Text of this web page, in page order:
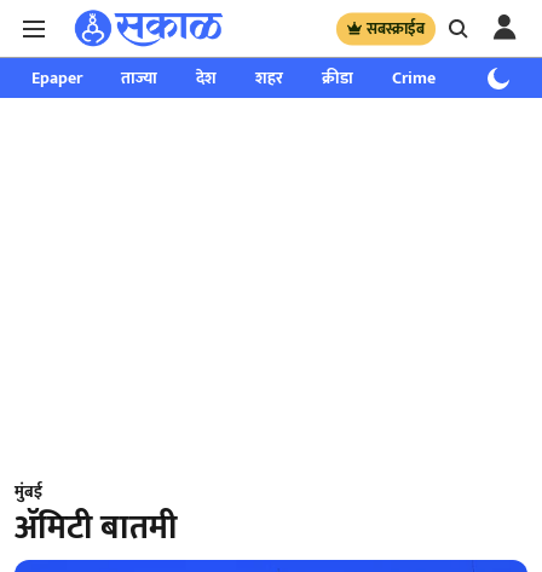
सबस्क्राईब
Epaper ताज्या देश शहर क्रीडा Crime साप्ताहिक
मुंबई
ॲमिटी बातमी